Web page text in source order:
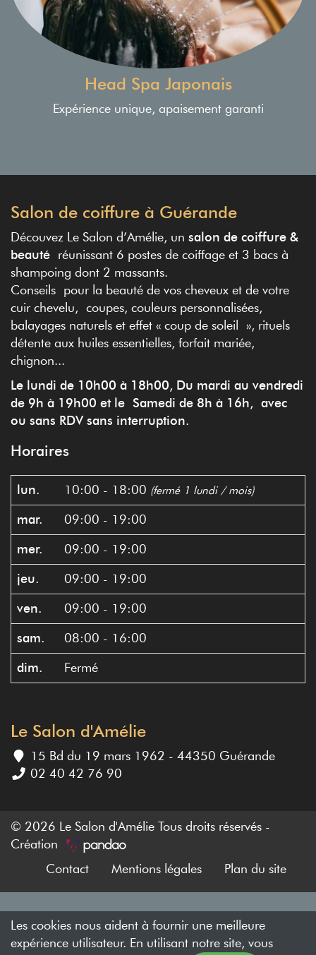
Les cookies nous aident à fournir une meilleure
expérience utilisateur. En utilisant notre site, vous
Head Spa Japonais
Expérience unique, apaisement garanti
Salon de coiffure à Guérande
Découvez Le Salon d’Amélie, un salon de coiffure &
beauté réunissant 6 postes de coiffage et 3 bacs à
shampoing dont 2 massants.
Conseils pour la beauté de vos cheveux et de votre
cuir chevelu, coupes, couleurs personnalisées,
balayages naturels et effet « coup de soleil », rituels
détente aux huiles essentielles, forfait mariée,
chignon...
Le lundi de 10h00 à 18h00, Du mardi au vendredi
de 9h à 19h00 et le Samedi de 8h à 16h, avec
ou sans RDV sans interruption.
Horaires
lun. 10:00 - 18:00 (fermé 1 lundi / mois)
mar.
09:00 - 19:00
mer.
09:00 - 19:00
jeu.
09:00 - 19:00
ven.
09:00 - 19:00
sam.
08:00 - 16:00
dim.
Fermé
Le Salon d'Amélie
15 Bd du 19 mars 1962 - 44350 Guérande
02 40 42 76 90
© 2026 Le Salon d'Amélie Tous droits réservés -
Création
Contact
Mentions légales Plan du site